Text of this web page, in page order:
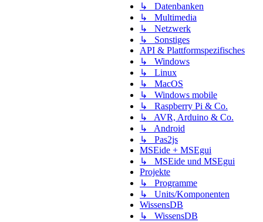
↳ Datenbanken
↳ Multimedia
↳ Netzwerk
↳ Sonstiges
API & Plattformspezifisches
↳ Windows
↳ Linux
↳ MacOS
↳ Windows mobile
↳ Raspberry Pi & Co.
↳ AVR, Arduino & Co.
↳ Android
↳ Pas2js
MSEide + MSEgui
↳ MSEide und MSEgui
Projekte
↳ Programme
↳ Units/Komponenten
WissensDB
↳ WissensDB